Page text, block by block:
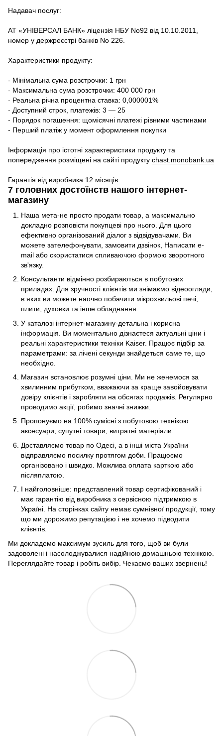
Надавач послуг:
АТ «УНІВЕРСАЛ БАНК» ліцензія НБУ No92 від 10.10.2011,
номер у держреєстрі банків No 226.
Характеристики продукту:
- Мінімальна сума розстрочки: 1 грн
- Максимальна сума розстрочки: 400 000 грн
- Реальна річна процентна ставка: 0,000001%
- Доступний строк, платежів: 3 — 25
- Порядок погашення: щомісячні платежі рівними частинами
- Перший платіж у момент оформлення покупки
Інформація про істотні характеристики продукту та
попередження розміщені на сайті продукту chast.monobank.ua
Гарантія від виробника 12 місяців.
7 головних достоїнств нашого інтернет-
магазину
Наша мета-не просто продати товар, а максимально
докладно розповісти покупцеві про нього. Для цього
ефективно організований діалог з відвідувачами. Ви
можете зателефонувати, замовити дзвінок, Написати e-
mail або скористатися спливаючою формою зворотного
зв'язку.
Консультанти відмінно розбираються в побутових
приладах. Для зручності клієнтів ми знімаємо відеоогляди,
в яких ви можете наочно побачити мікрохвильові печі,
плити, духовки та інше обладнання.
У каталозі інтернет-магазину-детальна і корисна
інформація. Ви моментально дізнаєтеся актуальні ціни і
реальні характеристики техніки Kaiser. Працює підбір за
параметрами: за лічені секунди знайдеться саме те, що
необхідно.
Магазин встановлює розумні ціни. Ми не женемося за
хвилинним прибутком, вважаючи за краще завойовувати
довіру клієнтів і заробляти на обсягах продажів. Регулярно
проводимо акції, робимо значні знижки.
Пропонуємо на 100% сумісні з побутовою технікою
аксесуари, супутні товари, витратні матеріали.
Доставляємо товар по Одесі, а в інші міста України
відправляємо посилку протягом доби. Працюємо
організовано і швидко. Можлива оплата карткою або
післяплатою.
І найголовніше: представлений товар сертифікований і
має гарантію від виробника з сервісною підтримкою в
Україні. На сторінках сайту немає сумнівної продукції, тому
що ми дорожимо репутацією і не хочемо підводити
клієнтів.
Ми докладемо максимум зусиль для того, щоб ви були
задоволені і насолоджувалися надійною домашньою технікою.
Переглядайте товар і робіть вибір. Чекаємо ваших звернень!